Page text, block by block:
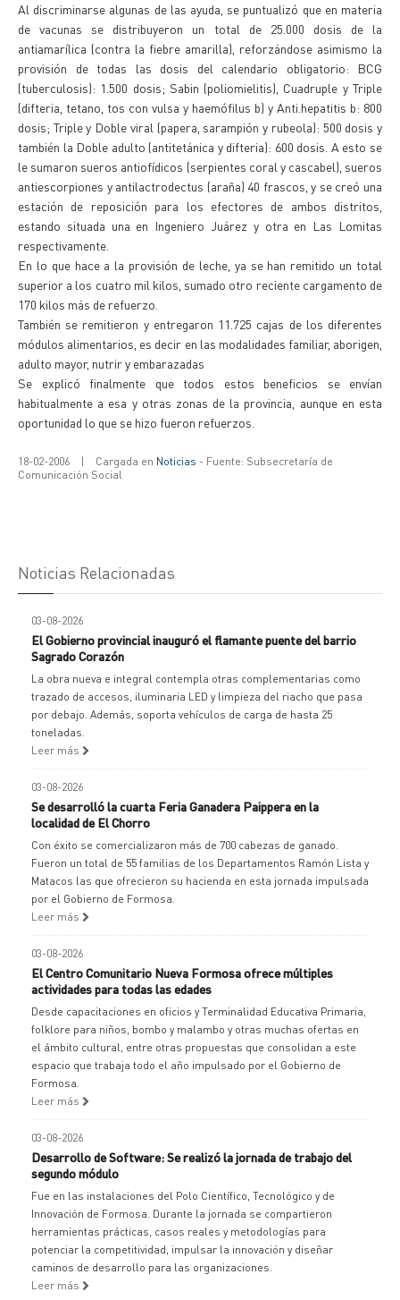
Al discriminarse algunas de las ayuda, se puntualizó que en materia
de vacunas se distribuyeron un total de 25.000 dosis de la
antiamarílica (contra la fiebre amarilla), reforzándose asimismo la
provisión de todas las dosis del calendario obligatorio: BCG
(tuberculosis): 1.500 dosis; Sabin (poliomielitis), Cuadruple y Triple
(difteria, tetano, tos con vulsa y haemófilus b) y Anti.hepatitis b: 800
dosis; Triple y Doble viral (papera, sarampión y rubeola): 500 dosis y
también la Doble adulto (antitetánica y difteria): 600 dosis. A esto se
le sumaron sueros antiofídicos (serpientes coral y cascabel), sueros
antiescorpiones y antilactrodectus (araña) 40 frascos, y se creó una
estación de reposición para los efectores de ambos distritos,
estando situada una en Ingeniero Juárez y otra en Las Lomitas
respectivamente.
En lo que hace a la provisión de leche, ya se han remitido un total
superior a los cuatro mil kilos, sumado otro reciente cargamento de
170 kilos más de refuerzo.
También se remitieron y entregaron 11.725 cajas de los diferentes
módulos alimentarios, es decir en las modalidades familiar, aborigen,
adulto mayor, nutrir y embarazadas
Se explicó finalmente que todos estos beneficios se envían
habitualmente a esa y otras zonas de la provincia, aunque en esta
oportunidad lo que se hizo fueron refuerzos.
18-02-2006 | Cargada en Noticias - Fuente: Subsecretaría de
Comunicación Social
Noticias Relacionadas
03-08-2026
El Gobierno provincial inauguró el flamante puente del barrio
Sagrado Corazón
La obra nueva e integral contempla otras complementarias como
trazado de accesos, iluminaria LED y limpieza del riacho que pasa
por debajo. Además, soporta vehículos de carga de hasta 25
toneladas.
Leer más
03-08-2026
Se desarrolló la cuarta Feria Ganadera Paippera en la
localidad de El Chorro
Con éxito se comercializaron más de 700 cabezas de ganado.
Fueron un total de 55 familias de los Departamentos Ramón Lista y
Matacos las que ofrecieron su hacienda en esta jornada impulsada
por el Gobierno de Formosa.
Leer más
03-08-2026
El Centro Comunitario Nueva Formosa ofrece múltiples
actividades para todas las edades
Desde capacitaciones en oficios y Terminalidad Educativa Primaria,
folklore para niños, bombo y malambo y otras muchas ofertas en
el ámbito cultural, entre otras propuestas que consolidan a este
espacio que trabaja todo el año impulsado por el Gobierno de
Formosa.
Leer más
03-08-2026
Desarrollo de Software: Se realizó la jornada de trabajo del
segundo módulo
Fue en las instalaciones del Polo Científico, Tecnológico y de
Innovación de Formosa. Durante la jornada se compartieron
herramientas prácticas, casos reales y metodologías para
potenciar la competitividad, impulsar la innovación y diseñar
caminos de desarrollo para las organizaciones.
Leer más